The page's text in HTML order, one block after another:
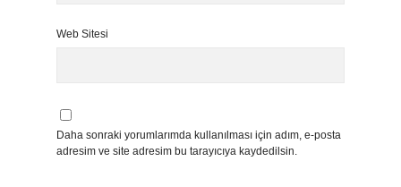
Web Sitesi
Daha sonraki yorumlarımda kullanılması için adım, e-posta
adresim ve site adresim bu tarayıcıya kaydedilsin.